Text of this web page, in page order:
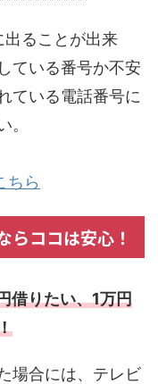
出ることが出来
ている番号か不安
ている電話番号に
。
ちら
らココは安心！
借りたい、1万円
場合には、テレビ